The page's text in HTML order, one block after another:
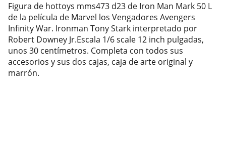
Figura de hottoys mms473 d23 de Iron Man Mark 50 L
de la película de Marvel los Vengadores Avengers
Infinity War. Ironman Tony Stark interpretado por
Robert Downey Jr.Escala 1/6 scale 12 inch pulgadas,
unos 30 centímetros. Completa con todos sus
accesorios y sus dos cajas, caja de arte original y
marrón.